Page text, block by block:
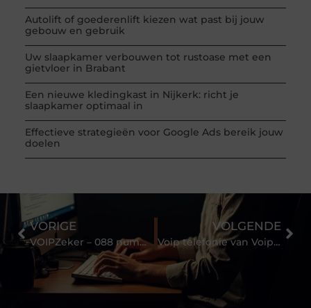
Autolift of goederenlift kiezen wat past bij jouw
gebouw en gebruik
Uw slaapkamer verbouwen tot rustoase met een
gietvloer in Brabant
Een nieuwe kledingkast in Nijkerk: richt je
slaapkamer optimaal in
Effectieve strategieën voor Google Ads bereik jouw
doelen
VORIGE
VOIPZeker – 088 nummer voor uw zakelijke telefonie
VOLGENDE
Voip telefonie van Voipzeker